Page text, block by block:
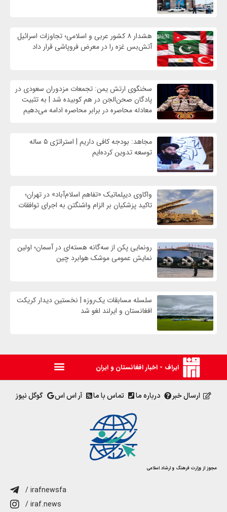
هشدار ۸ کشور عربی و اسلامی؛ تجاوزات اسرائیل
آتش‌بس غزه را در معرض فروپاشی قرار داد
سخنگوی ارتش یمن: تجمعات مزدوران سعودی در
پادگان صحن‌الجن در هم کوبیده شد | به تثبیت
معادله محاصره در برابر محاصره ادامه می‌دهیم
مجاهد: بودجه کافی داریم | استراتژی ۵ ساله
توسعه تدوین کرده‌ایم
واکاوی دیپلماتیک «تفاهم اسلام‌آباد» در تهران؛
تاکید پزشکیان بر الزام واشنگتن به اجرای توافقات
رونمایی پکن از سه‌گانه هسته‌ای در آسمان؛ اولین
نمایش عمومی موشک هوابرد چین
سلسله مسابقات یک‌روزه | نخستین دیدار کریکت
افغانستان و ایرلند لغو شد
ایراف - اخبار افغانستان و ایران
ارسال خبر درباره ما تماس با ما آر اس اس گوگل نیوز
مجوز از وزارت فرهنگ و ارشاد اسلامی
/ irafnewsfa
/ iraf.news